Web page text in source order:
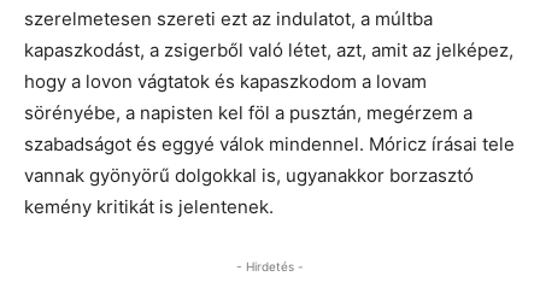
szerelmetesen szereti ezt az indulatot, a múltba
kapaszkodást, a zsigerből való létet, azt, amit az jelképez,
hogy a lovon vágtatok és kapaszkodom a lovam
sörényébe, a napisten kel föl a pusztán, megérzem a
szabadságot és eggyé válok mindennel. Móricz írásai tele
vannak gyönyörű dolgokkal is, ugyanakkor borzasztó
kemény kritikát is jelentenek.
- Hirdetés -